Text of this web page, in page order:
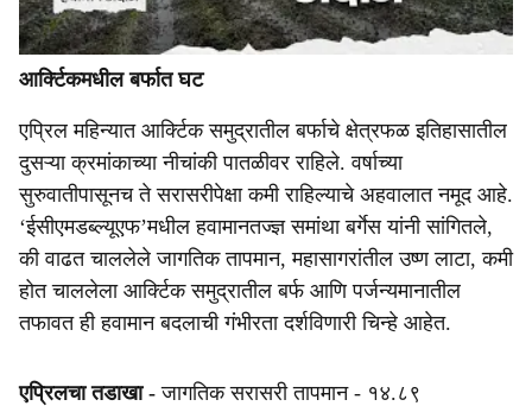
आर्क्टिकमधील बर्फात घट
एप्रिल महिन्यात आर्क्टिक समुद्रातील बर्फाचे क्षेत्रफळ इतिहासातील
दुसऱ्या क्रमांकाच्या नीचांकी पातळीवर राहिले. वर्षाच्या
सुरुवातीपासूनच ते सरासरीपेक्षा कमी राहिल्याचे अहवालात नमूद आहे.
‘ईसीएमडब्ल्यूएफ’मधील हवामानतज्ज्ञ समांथा बर्गेस यांनी सांगितले,
की वाढत चाललेले जागतिक तापमान, महासागरांतील उष्ण लाटा, कमी
होत चाललेला आर्क्टिक समुद्रातील बर्फ आणि पर्जन्यमानातील
तफावत ही हवामान बदलाची गंभीरता दर्शविणारी चिन्हे आहेत.
एप्रिलचा तडाखा - जागतिक सरासरी तापमान - १४.८९